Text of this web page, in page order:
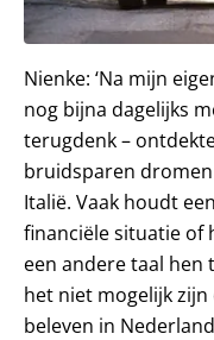
Nienke: ‘Na mijn
nog bijna dagelijks
terugdenk –
bruidsparen
Italië. Vaak houdt
financiële situatie of
een andere taal hen
het niet mogelijk
beleven in